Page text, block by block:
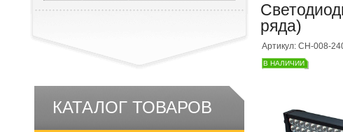
КАТАЛОГ ТОВАРОВ
ряда)
Артикул: CH-008-
В НАЛИЧИИ